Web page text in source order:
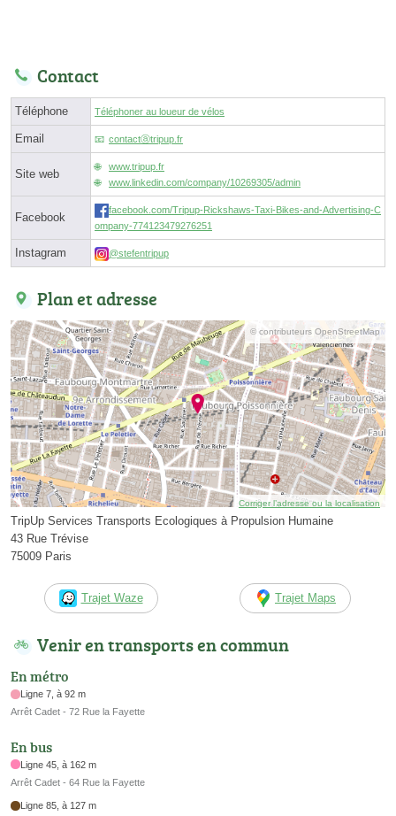
Contact
Téléphone Téléphoner au loueur de vélos
Email contactⓐtripup.fr
Site web
www.tripup.fr
www.linkedin.com/company/10269305/admin
Facebook
facebook.com/Tripup-Rickshaws-Taxi-Bikes-and-Advertising-C
ompany-774123479276251
Instagram @stefentripup
Plan et adresse
© contributeurs OpenStreetMap
Corriger l’adresse ou la localisation
TripUp Services Transports Ecologiques à Propulsion Humaine
43 Rue Trévise
75009 Paris
Trajet Waze Trajet Maps
Venir en transports en commun
En métro
Ligne 7, à 92 m
Arrêt Cadet - 72 Rue la Fayette
En bus
Ligne 45, à 162 m
Arrêt Cadet - 64 Rue la Fayette
Ligne 85, à 127 m